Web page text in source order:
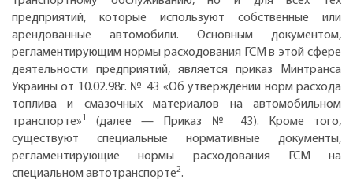
предприятий, которые используют собственные или
арендованные автомобили. Основным документом,
регламентирующим нормы расходования ГСМ в этой сфере
деятельности предприятий, является приказ Минтранса
Украины от 10.02.98г. № 43 «Об утверждении норм расхода
топлива и смазочных материалов на автомобильном
транспорте»1
(далее — Приказ № 43). Кроме того,
существуют специальные нормативные документы,
регламентирующие нормы расходования ГСМ на
специальном автотранспорте2.